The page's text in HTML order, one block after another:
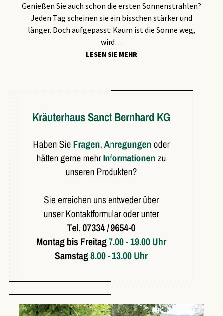
Genießen Sie auch schon die ersten Sonnenstrahlen?
Jeden Tag scheinen sie ein bisschen stärker und
länger. Doch aufgepasst: Kaum ist die Sonne weg,
wird…
LESEN SIE MEHR